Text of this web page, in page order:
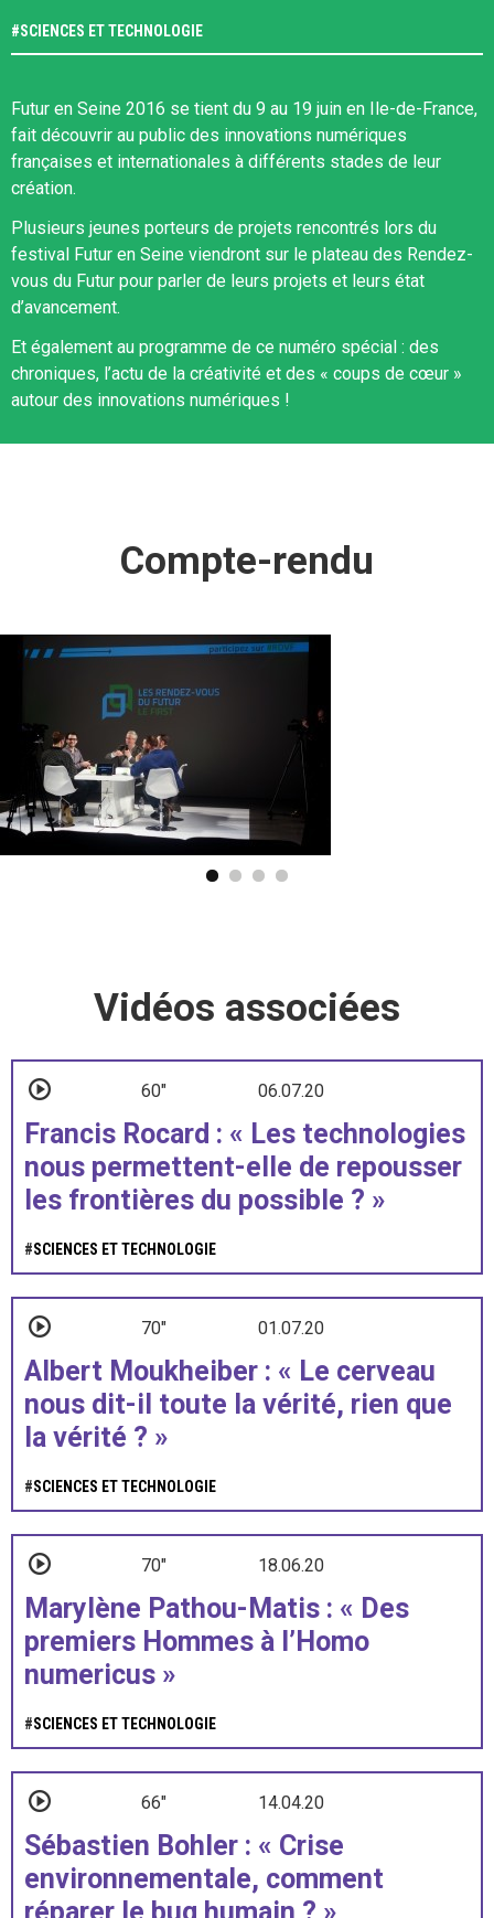
#SCIENCES ET TECHNOLOGIE
Futur en Seine 2016 se tient du 9 au 19 juin en Ile-de-France,
fait découvrir au public des innovations numériques
françaises et internationales à différents stades de leur
création.
Plusieurs jeunes porteurs de projets rencontrés lors du
festival Futur en Seine viendront sur le plateau des Rendez-
vous du Futur pour parler de leurs projets et leurs état
d’avancement.
Et également au programme de ce numéro spécial : des
chroniques, l’actu de la créativité et des « coups de cœur »
autour des innovations numériques !
Compte-rendu
Vidéos associées
60" 06.07.20
Francis Rocard : « Les technologies
nous permettent-elle de repousser
les frontières du possible ? »
#SCIENCES ET TECHNOLOGIE
70" 01.07.20
Albert Moukheiber : « Le cerveau
nous dit-il toute la vérité, rien que
la vérité ? »
#SCIENCES ET TECHNOLOGIE
70" 18.06.20
Marylène Pathou-Matis : « Des
premiers Hommes à l’Homo
numericus »
#SCIENCES ET TECHNOLOGIE
66" 14.04.20
Sébastien Bohler : « Crise
environnementale, comment